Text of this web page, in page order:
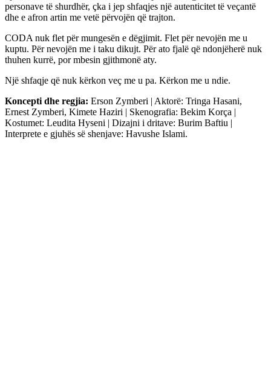
personave të shurdhër, çka i jep shfaqjes një autenticitet të veçantë
dhe e afron artin me vetë përvojën që trajton.
CODA nuk flet për mungesën e dëgjimit. Flet për nevojën me u
kuptu. Për nevojën me i taku dikujt. Për ato fjalë që ndonjëherë nuk
thuhen kurrë, por mbesin gjithmonë aty.
Një shfaqje që nuk kërkon veç me u pa. Kërkon me u ndie.
Koncepti dhe regjia: Erson Zymberi | Aktorë: Tringa Hasani,
Ernest Zymberi, Kimete Haziri | Skenografia: Bekim Korça |
Kostumet: Leudita Hyseni | Dizajni i dritave: Burim Baftiu |
Interprete e gjuhës së shenjave: Havushe Islami.